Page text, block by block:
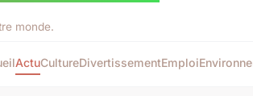
monde.
ActuCultureDivertissementEmploi